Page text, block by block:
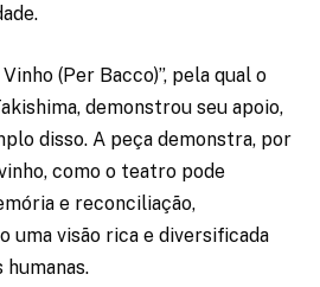
(Per Bacco)”, pela qual o
demonstrou seu apoio,
disso. A peça demonstra, por
como o teatro pode
e reconciliação,
uma visão rica e diversificada